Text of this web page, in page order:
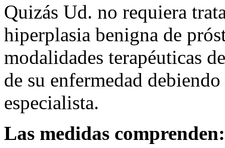
Quizás Ud. no requiera
hiperplasia benigna de
modalidades terapéuticas
de su enfermedad
especialista.
Las medidas comprenden: